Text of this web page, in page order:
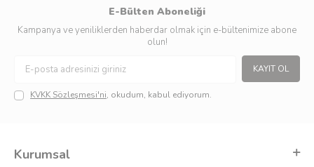
E-Bülten Aboneliği
Kampanya ve yeniliklerden haberdar olmak için e-bültenimize abone
olun!
KAYIT OL
KVKK Sözleşmesi'ni, okudum, kabul ediyorum.
Kurumsal